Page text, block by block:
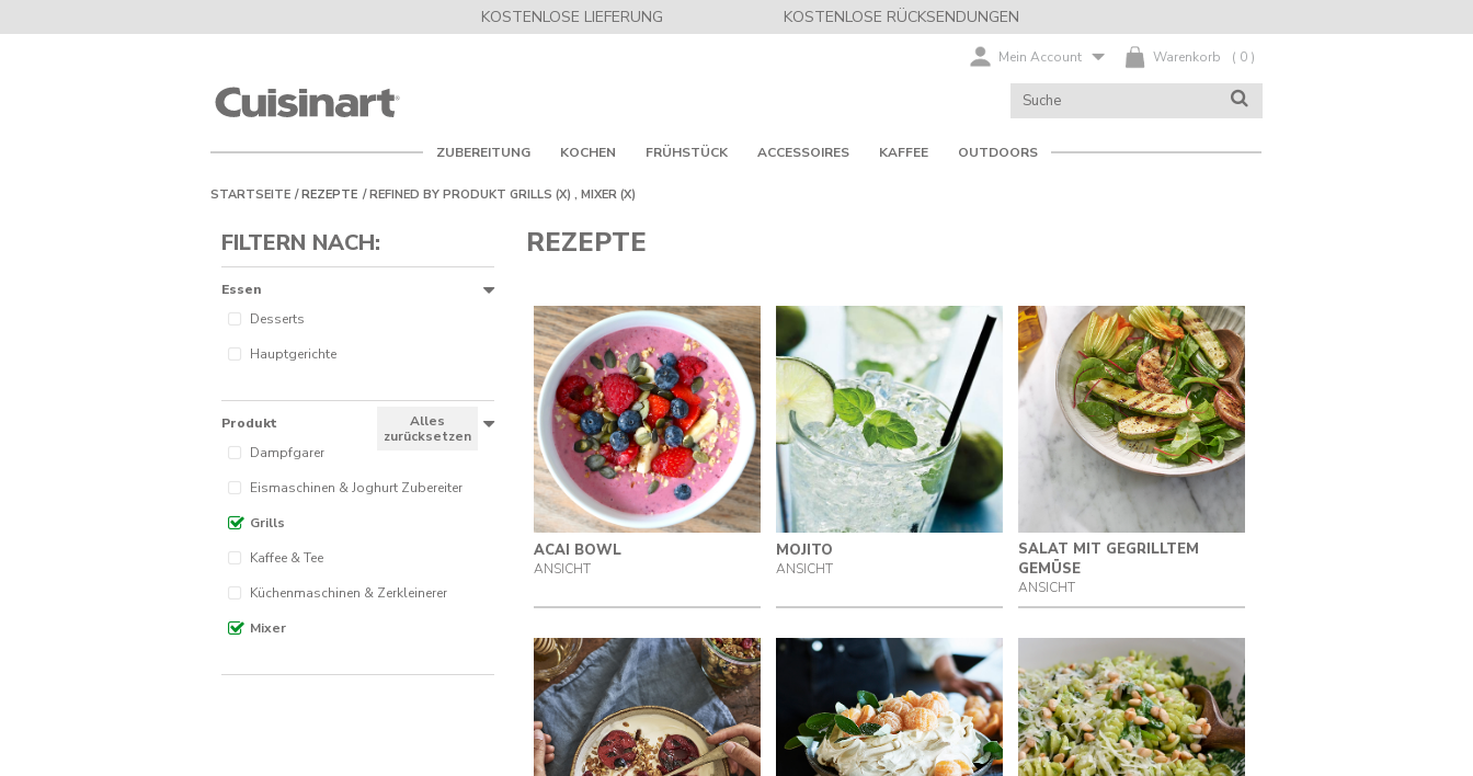
KOSTENLOSE LIEFERUNG KOSTENLOSE RÜCKSENDUNGEN
( 0 )
Warenkorb
Mein Account
KATALOG
DURCHSUCHEN
SUCHE
ZUBEREITUNG KOCHEN FRÜHSTÜCK ACCESSOIRES KAFFEE OUTDOORS
STARTSEITE REZEPTE REFINED BY PRODUKT GRILLS (X) , MIXER (X)
REZEPTE
ACAI BOWL
ANSICHT
MOJITO
ANSICHT
SALAT MIT GEGRILLTEM
GEMÜSE
ANSICHT
FILTERN NACH:
Essen
Desserts
Hauptgerichte
Produkt
Alles
zurücksetzen
Dampfgarer
Eismaschinen & Joghurt Zubereiter
Grills
Kaffee & Tee
Küchenmaschinen & Zerkleinerer
Mixer